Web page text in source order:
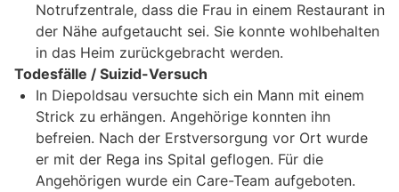
Notrufzentrale, dass die Frau in einem Restaurant in
der Nähe aufgetaucht sei. Sie konnte wohlbehalten
in das Heim zurückgebracht werden.
Todesfälle / Suizid-Versuch
In Diepoldsau versuchte sich ein Mann mit einem
Strick zu erhängen. Angehörige konnten ihn
befreien. Nach der Erstversorgung vor Ort wurde
er mit der Rega ins Spital geflogen. Für die
Angehörigen wurde ein Care-Team aufgeboten.